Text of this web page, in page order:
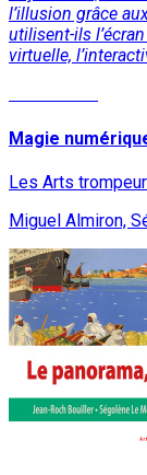
l’illusion grâce
utilisent-ils
virtuelle,
Magie
Les Arts
Miguel Almiron,